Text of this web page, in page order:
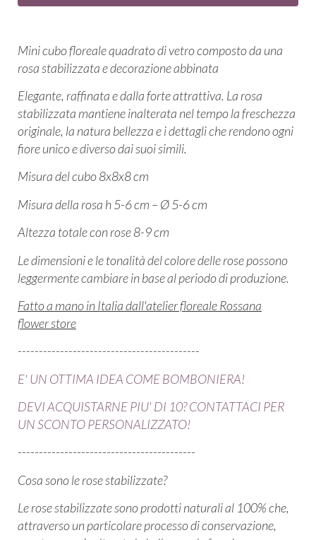
Mini cubo floreale quadrato di vetro composto da una
rosa stabilizzata e decorazione abbinata
Elegante, raffinata e dalla forte attrattiva. La rosa
stabilizzata mantiene inalterata nel tempo la freschezza
originale, la natura bellezza e i dettagli che rendono ogni
fiore unico e diverso dai suoi simili.
Misura del cubo 8x8x8 cm
Misura della rosa h 5-6 cm – Ø 5-6 cm
Altezza totale con rose 8-9 cm
Le dimensioni e le tonalità del colore delle rose possono
leggermente cambiare in base al periodo di produzione.
Fatto a mano in Italia dall'atelier floreale Rossana
flower store
-------------------------------------------
E' UN OTTIMA IDEA COME BOMBONIERA!
DEVI ACQUISTARNE PIU' DI 10? CONTATTACI PER
UN SCONTO PERSONALIZZATO!
------------------------------------------
Cosa sono le rose stabilizzate?
Le rose stabilizzate sono prodotti naturali al 100% che,
attraverso un particolare processo di conservazione,